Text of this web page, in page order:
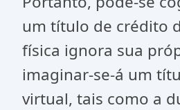
um título de crédito
física ignora sua
imaginar-se-á um
virtual, tais como a